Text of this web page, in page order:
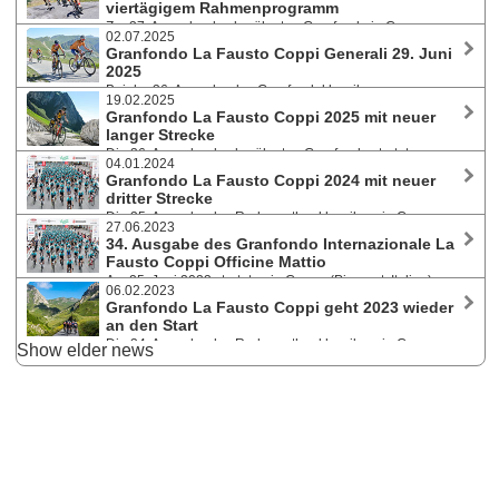
über 172 km / 4.300 hm.viertägigem Rahmenprogramm
Zur 37. Ausgabe des berühmten Granfondo in Cuneo
(Italien) bieten die Veranstalter heuer von 25. bis 28. Juni vier Tage
voller Sport, Kultur und kulinarischer Genüsse. Sportlich wird es bei den
Jugendrennen, einer neuen Gravel-Radtour und dem Radmarathon am
Sonntag.
02.07.2025
Granfondo La Fausto Coppi Generali 29. Juni
2025
Bei der 36. Ausgabe des Granfondoklassikers waren
insgesamt über 2.500 Registrierungen aus 42 verschiedenen Nationen
eingegangen. Über 2.300 Athlet:innen starteten in Cuneo (Piemont,
Italien) auf die drei Strecken.
19.02.2025
Granfondo La Fausto Coppi 2025 mit neuer
langer Strecke
Die 36. Ausgabe des berühmten Granfondo startet am
Sonntag, den 29. Juni 2025, in Cuneo (Piemont). Heuer wird die
Granfondostrecke noch spektakulärer, denn sie führt wieder über den
Anstieg auf den Colle di Sampeyre (2.284m).
04.01.2024
Granfondo La Fausto Coppi 2024 mit neuer
dritter Strecke
Die 35. Ausgabe des Radmarathonklassikers in Cuneo
(Piemont) am Sonntag, 30. Juni 2024, bietet neben den beiden
traditionellen Distanzen die Fauniera Classic als nicht-kompetitive
Strecke an. Bis 7. Jänner gilt noch die vergünstigte Startgebühr.
27.06.2023
34. Ausgabe des Granfondo Internazionale La
Fausto Coppi Officine Mattio
Am 25. Juni 2023 starteten in Cuneo (Piemont, Italien)
2.000 AthletInnen aus 24 verschiedenen Nationen auf zwei
anspruchsvollen Strecken über 177 Kilometer und 4.125 Höhenmeter
bzw. 111 Kilometer und 2.500 Höhenmeter.
06.02.2023
Granfondo La Fausto Coppi geht 2023 wieder
an den Start
Die 34. Ausgabe des Radmarathonklassikers in Cuneo
(Piemont) am Sonntag, 25. Juni 2023, bietet wieder zwei Rennstrecken
Show elder news